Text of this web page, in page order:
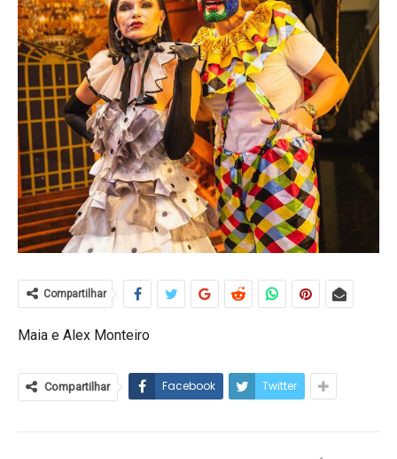
Compartilhar
Maia e Alex Monteiro
Compartilhar Facebook Twitter